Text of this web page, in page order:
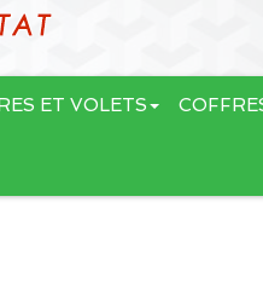
ET VOLETS